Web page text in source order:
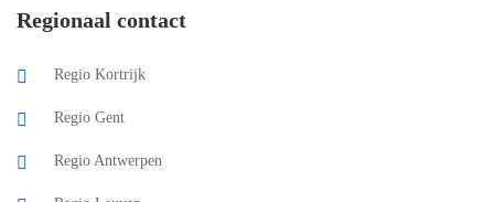
Regionaal contact
Regio Kortrijk
Regio Gent
Regio Antwerpen